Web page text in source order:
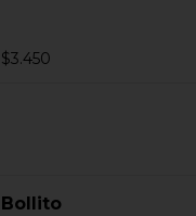
$3.450
Bollito